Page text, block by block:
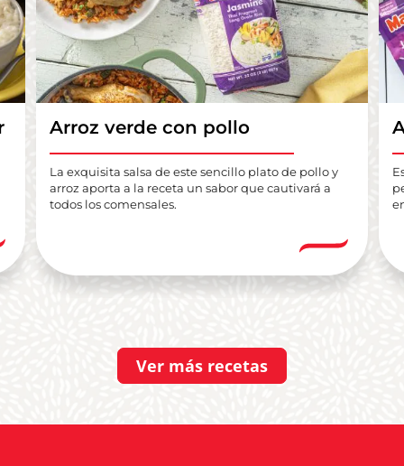
Arroz verde con pollo
La exquisita salsa de este sencillo plato de pollo y
arroz aporta a la receta un sabor que cautivará a
todos los comensales.
Ver más recetas